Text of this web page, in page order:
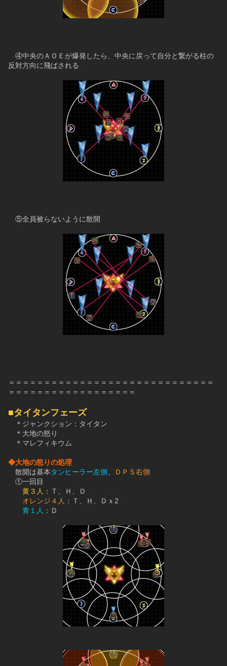
④中央のＡＯＥが爆発したら、中央に戻って自分と繋がる柱の
反対方向に飛ばされる
⑤全員被らないように散開
＝＝＝＝＝＝＝＝＝＝＝＝＝＝＝＝＝＝＝＝＝＝＝＝＝＝＝＝＝
＝＝＝＝＝＝＝＝＝＝＝＝＝＝＝＝＝＝
■タイタンフェーズ
＊ジャンクション：タイタン
＊大地の怒り
＊マレフィキウム
◆大地の怒りの処理
散開は基本タンヒーラー左側
ＤＰＳ右側
①一回目
黄３人 ：Ｔ、Ｈ、Ｄ
オレンジ４人 ：Ｔ、Ｈ、Ｄｘ2
青１人 ：Ｄ